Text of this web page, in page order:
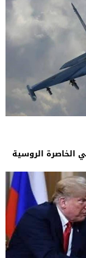
الخاصرة الروسية